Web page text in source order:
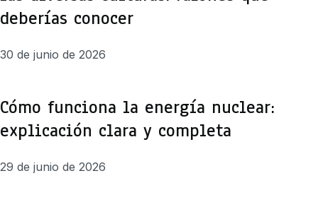
deberías conocer
30 de junio de 2026
Cómo funciona la energía nuclear:
explicación clara y completa
29 de junio de 2026